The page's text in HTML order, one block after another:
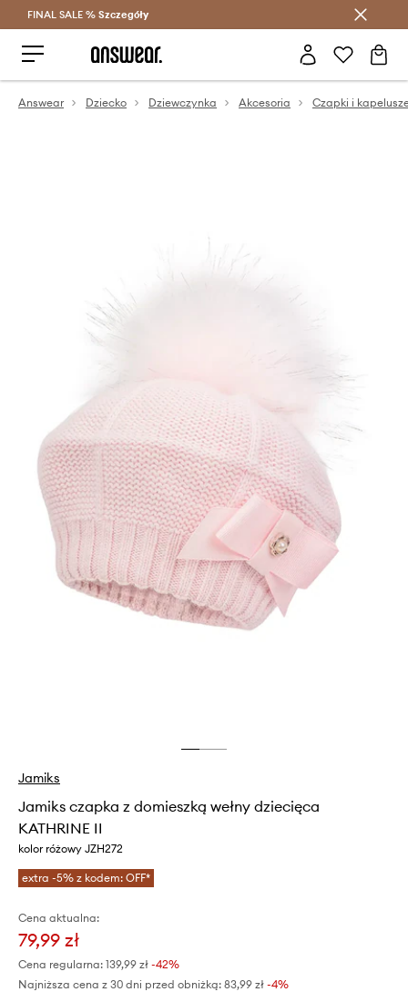
Oszczędzaj z Answear Club >
FINAL SALE % Szczegóły
Answear Dziecko Dziewczynka Akcesoria Czapki i
Jamiks
Jamiks czapka z domieszką wełny dziecięca
KATHRINE II
kolor różowy JZH272
extra -5% z kodem: OFF*
Cena aktualna:
79,99 zł
Cena regularna: 139,99 zł -42%
Najniższa cena z 30 dni przed obniżką: 83,99 zł -4%